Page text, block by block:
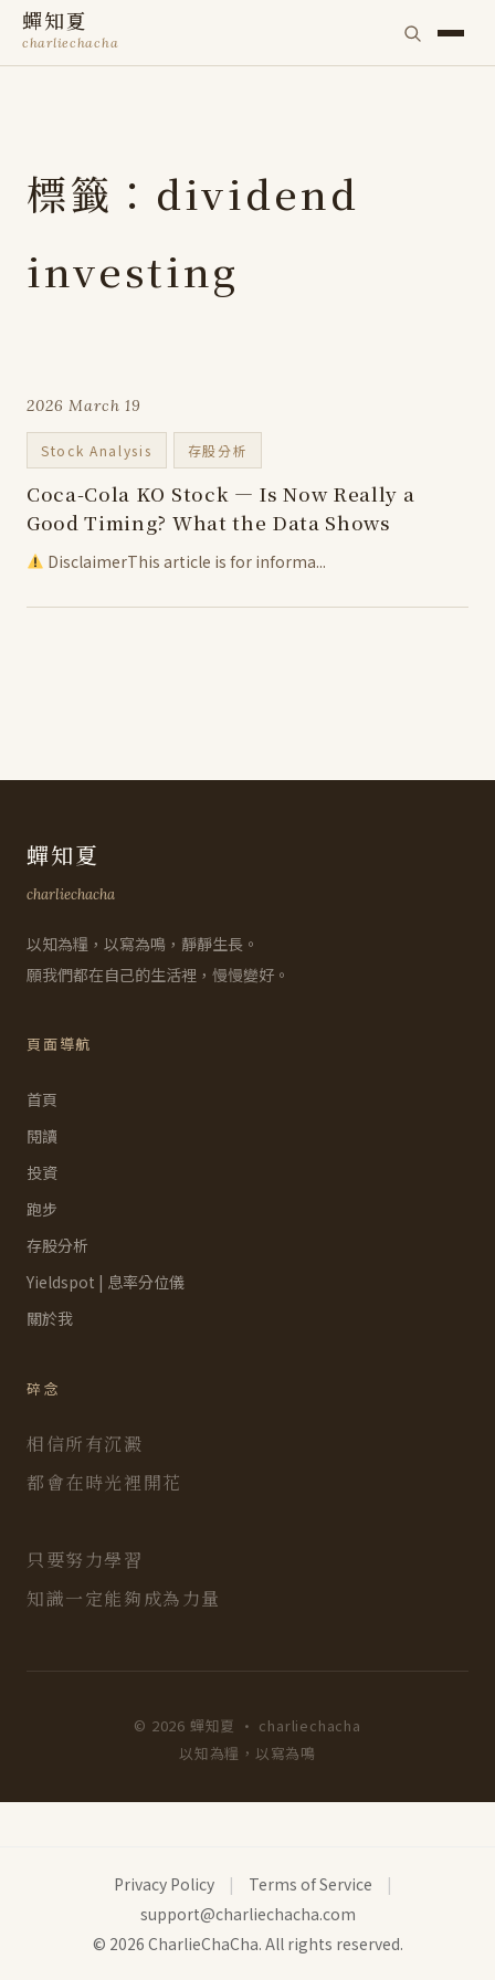
蟬知夏
charliechacha
標籤：dividend
investing
2026 March 19
Stock Analysis 存股分析
Coca-Cola KO Stock — Is Now Really a
Good Timing? What the Data Shows
DisclaimerThis article is for informa...
蟬知夏
charliechacha
以知為糧，以寫為鳴，靜靜生長。
願我們都在自己的生活裡，慢慢變好。
頁面導航
首頁
閱讀
投資
跑步
存股分析
Yieldspot | 息率分位儀
關於我
碎念
相信所有沉澱
都會在時光裡開花
只要努力學習
知識一定能夠成為力量
© 2026 蟬知夏 · charliechacha
以知為糧，以寫為鳴
Privacy Policy | Terms of Service
|
support@charliechacha.com
© 2026 CharlieChaCha. All rights reserved.